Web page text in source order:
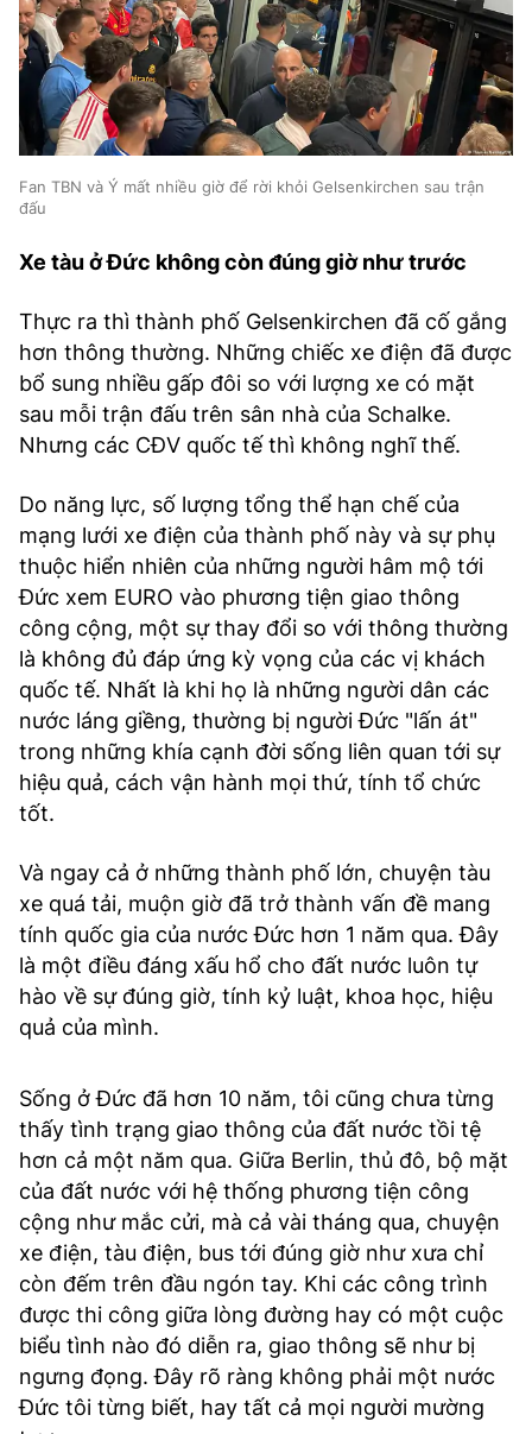
Fan TBN và Ý mất nhiều giờ để rời khỏi Gelsenkirchen sau trận
đấu
Xe tàu ở Đức không còn đúng giờ như trước
Thực ra thì thành phố Gelsenkirchen đã cố gắng
hơn thông thường. Những chiếc xe điện đã được
bổ sung nhiều gấp đôi so với lượng xe có mặt
sau mỗi trận đấu trên sân nhà của Schalke.
Nhưng các CĐV quốc tế thì không nghĩ thế.
Do năng lực, số lượng tổng thể hạn chế của
mạng lưới xe điện của thành phố này và sự phụ
thuộc hiển nhiên của những người hâm mộ tới
Đức xem EURO vào phương tiện giao thông
công cộng, một sự thay đổi so với thông thường
là không đủ đáp ứng kỳ vọng của các vị khách
quốc tế. Nhất là khi họ là những người dân các
nước láng giềng, thường bị người Đức "lấn át"
trong những khía cạnh đời sống liên quan tới sự
hiệu quả, cách vận hành mọi thứ, tính tổ chức
tốt.
Và ngay cả ở những thành phố lớn, chuyện tàu
xe quá tải, muộn giờ đã trở thành vấn đề mang
tính quốc gia của nước Đức hơn 1 năm qua. Đây
là một điều đáng xấu hổ cho đất nước luôn tự
hào về sự đúng giờ, tính kỷ luật, khoa học, hiệu
quả của mình.
Sống ở Đức đã hơn 10 năm, tôi cũng chưa từng
thấy tình trạng giao thông của đất nước tồi tệ
hơn cả một năm qua. Giữa Berlin, thủ đô, bộ mặt
của đất nước với hệ thống phương tiện công
cộng như mắc cửi, mà cả vài tháng qua, chuyện
xe điện, tàu điện, bus tới đúng giờ như xưa chỉ
còn đếm trên đầu ngón tay. Khi các công trình
được thi công giữa lòng đường hay có một cuộc
biểu tình nào đó diễn ra, giao thông sẽ như bị
ngưng đọng. Đây rõ ràng không phải một nước
Đức tôi từng biết, hay tất cả mọi người mường